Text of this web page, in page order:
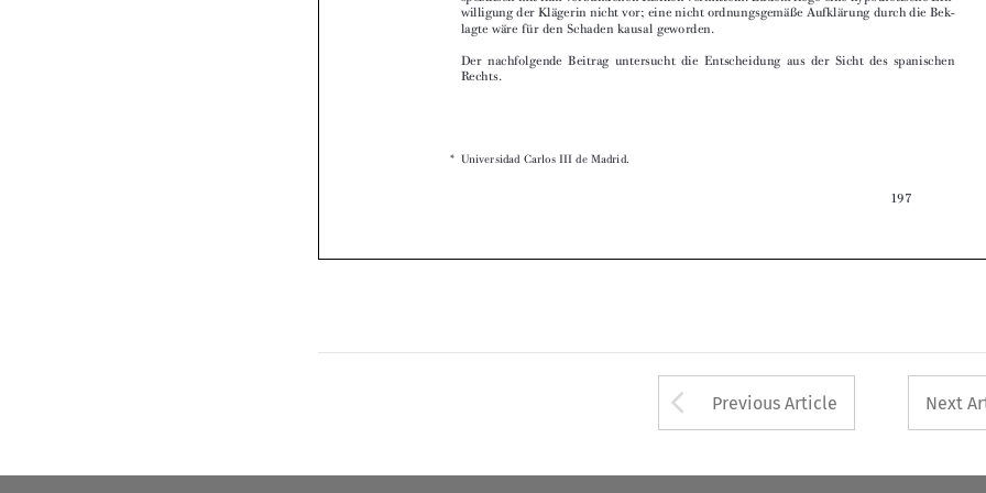

 
 
 

  




* Universidad Carlos III de Madrid.
Arrow button used
Previous Article Next